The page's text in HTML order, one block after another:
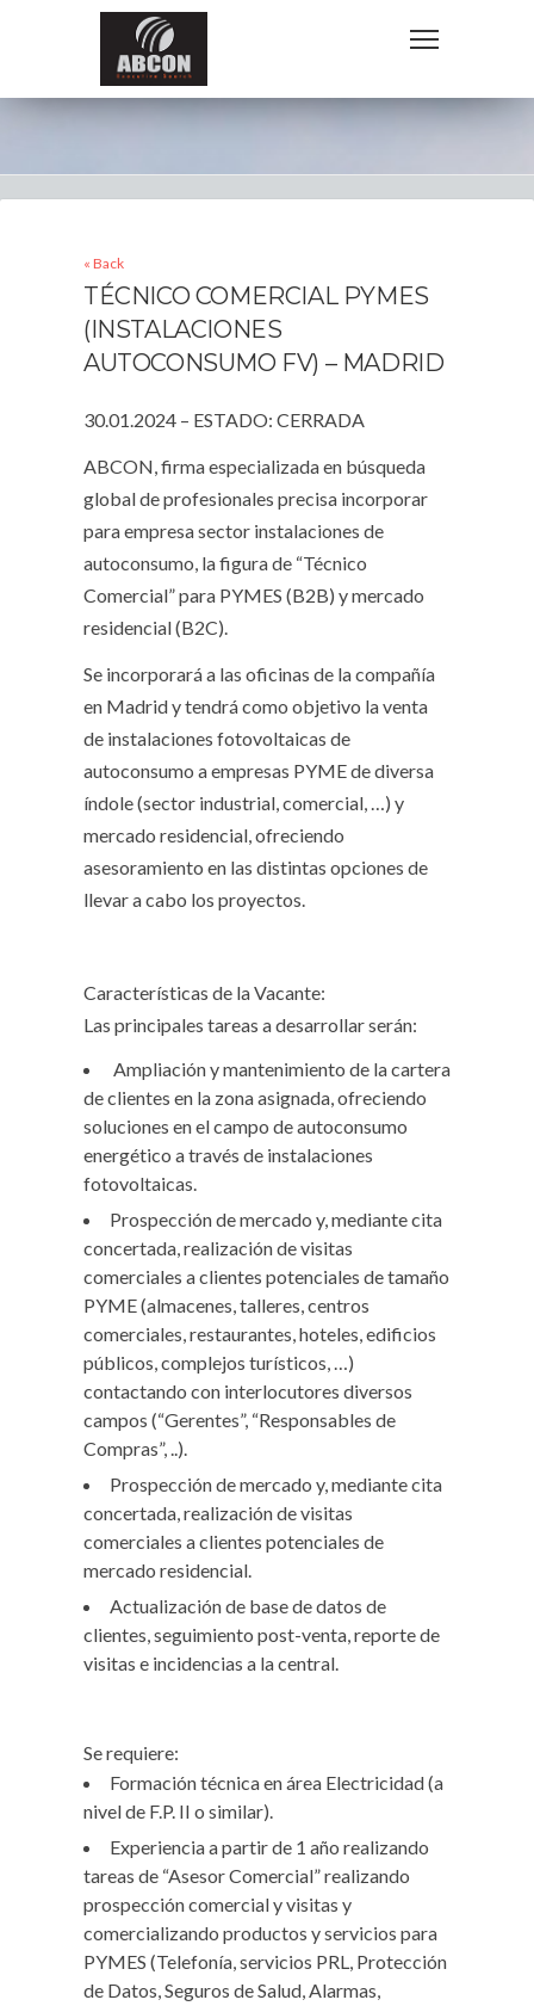
« Back
TÉCNICO COMERCIAL PYMES
(INSTALACIONES
AUTOCONSUMO FV) – MADRID
30.01.2024 – ESTADO: CERRADA
ABCON, firma especializada en búsqueda
global de profesionales precisa incorporar
para empresa sector instalaciones de
autoconsumo, la figura de “Técnico
Comercial” para PYMES (B2B) y mercado
residencial (B2C).
Se incorporará a las oficinas de la compañía
en Madrid y tendrá como objetivo la venta
de instalaciones fotovoltaicas de
autoconsumo a empresas PYME de diversa
índole (sector industrial, comercial, …) y
mercado residencial, ofreciendo
asesoramiento en las distintas opciones de
llevar a cabo los proyectos.
Características de la Vacante:
Las principales tareas a desarrollar serán:
Ampliación y mantenimiento de la cartera
de clientes en la zona asignada, ofreciendo
soluciones en el campo de autoconsumo
energético a través de instalaciones
fotovoltaicas.
Prospección de mercado y, mediante cita
concertada, realización de visitas
comerciales a clientes potenciales de tamaño
PYME (almacenes, talleres, centros
comerciales, restaurantes, hoteles, edificios
públicos, complejos turísticos, …)
contactando con interlocutores diversos
campos (“Gerentes”, “Responsables de
Compras”, ..).
Prospección de mercado y, mediante cita
concertada, realización de visitas
comerciales a clientes potenciales de
mercado residencial.
Actualización de base de datos de
clientes, seguimiento post-venta, reporte de
visitas e incidencias a la central.
Se requiere:
Formación técnica en área Electricidad (a
nivel de F.P. II o similar).
Experiencia a partir de 1 año realizando
tareas de “Asesor Comercial” realizando
prospección comercial y visitas y
comercializando productos y servicios para
PYMES (Telefonía, servicios PRL, Protección
de Datos, Seguros de Salud, Alarmas,